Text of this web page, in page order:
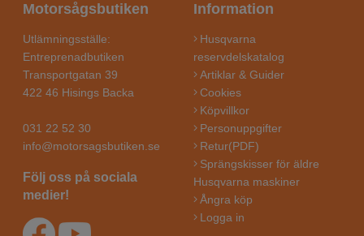
Motorsågsbutiken
Utlämningsställe:
Entreprenadbutiken
Transportgatan 39
422 46 Hisings Backa
031 22 52 30
info@motorsagsbutiken.se
Följ oss på sociala
medier!
Information
Husqvarna
reservdelskatalog
Artiklar & Guider
Cookies
Köpvillkor
Personuppgifter
Retur(PDF)
Sprängskisser för äldre
Husqvarna maskiner
Ångra köp
Logga in